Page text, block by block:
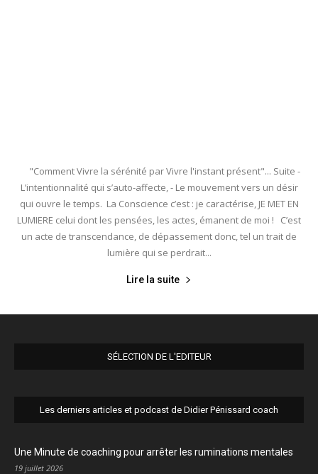
"Comment Vivre la sérénité par Vivre l'instant présent"... Suite -
L’intentionnalité qui s’auto-affecte, - Le mouvement vers un désir
qui ouvre le temps. La Conscience c’est : je caractérise, JE MET EN
LUMIERE celui dont les pensées, les actes, émanent de moi ! C’est
un acte de transcendance, de dépassement donc, tel un trait de
lumière qui se perdrait...
Lire la suite
SÉLECTION DE L'EDITEUR
Les derniers articles et podcast de Didier Pénissard coach
Une Minute de coaching pour arrêter les ruminations mentales
19 juillet 2026